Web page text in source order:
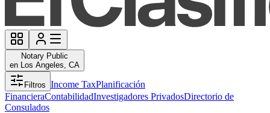
Notary Public
en Los Angeles, CA
Filtros Income TaxPlanificación
FinancieraContabilidadInvestigadores PrivadosDirectorio de
Consulados